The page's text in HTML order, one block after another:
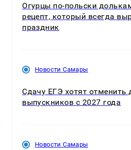
Огурцы по‑польски
рецепт, который всегда
праздник
Новости Самары
Сдачу ЕГЭ хотят отменить
выпускников с 2027 года
Новости Самары